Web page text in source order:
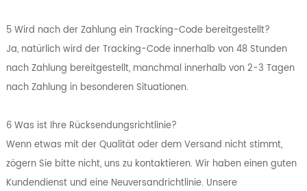
5 Wird nach der Zahlung ein Tracking-Code bereitgestellt?
Ja, natürlich wird der Tracking-Code innerhalb von 48 Stunden
nach Zahlung bereitgestellt, manchmal innerhalb von 2-3 Tagen
nach Zahlung in besonderen Situationen.
6 Was ist Ihre Rücksendungsrichtlinie?
Wenn etwas mit der Qualität oder dem Versand nicht stimmt,
zögern Sie bitte nicht, uns zu kontaktieren. Wir haben einen guten
Kundendienst und eine Neuversandrichtlinie. Unsere